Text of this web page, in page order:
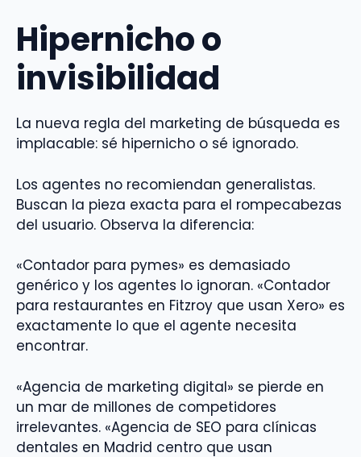
Hipernicho o
invisibilidad
La nueva regla del marketing de búsqueda es
implacable: sé hipernicho o sé ignorado.
Los agentes no recomiendan generalistas.
Buscan la pieza exacta para el rompecabezas
del usuario. Observa la diferencia:
«Contador para pymes» es demasiado
genérico y los agentes lo ignoran. «Contador
para restaurantes en Fitzroy que usan Xero» es
exactamente lo que el agente necesita
encontrar.
«Agencia de marketing digital» se pierde en
un mar de millones de competidores
irrelevantes. «Agencia de SEO para clínicas
dentales en Madrid centro que usan